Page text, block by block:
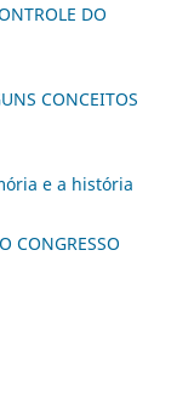
DO
CONCEITOS
e a história
CONGRESSO